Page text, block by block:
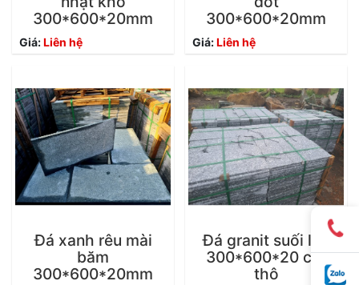
300*600*20mm
Giá:Liên hệ
300*600*20mm
Giá:Liên hệ
Đá xanh rêu mài
băm
300*600*20mm
Đá granit suối lau
300*600*20 cắt
thô